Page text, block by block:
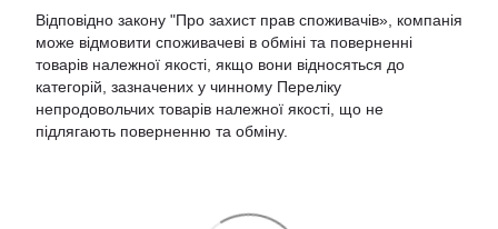
Відповідно закону "Про захист прав споживачів» , компанія
може відмовити споживачеві в обміні та поверненні
товарів належної якості, якщо вони відносяться до
категорій, зазначених у чинному Переліку
непродовольчих товарів належної якості, що не
підлягають поверненню та обміну.